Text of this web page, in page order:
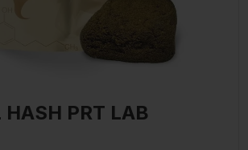
HASH PRT LAB